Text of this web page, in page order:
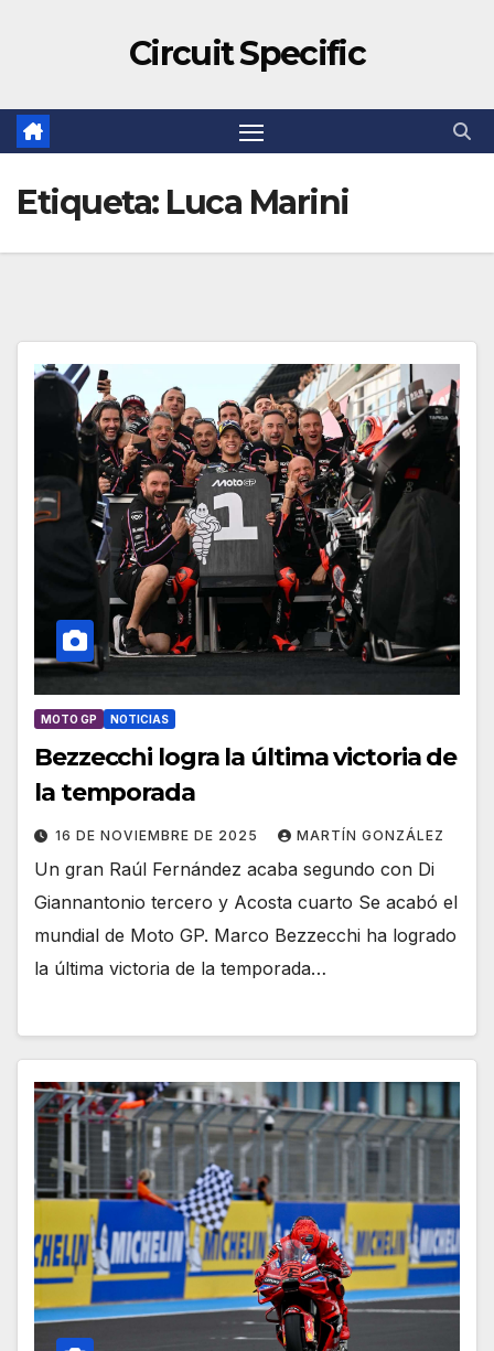
Circuit Specific
Etiqueta: Luca Marini
MOTO GP NOTICIAS
Bezzecchi logra la última victoria de
la temporada
16 DE NOVIEMBRE DE 2025 MARTÍN GONZÁLEZ
Un gran Raúl Fernández acaba segundo con Di
Giannantonio tercero y Acosta cuarto Se acabó el
mundial de Moto GP. Marco Bezzecchi ha logrado
la última victoria de la temporada…